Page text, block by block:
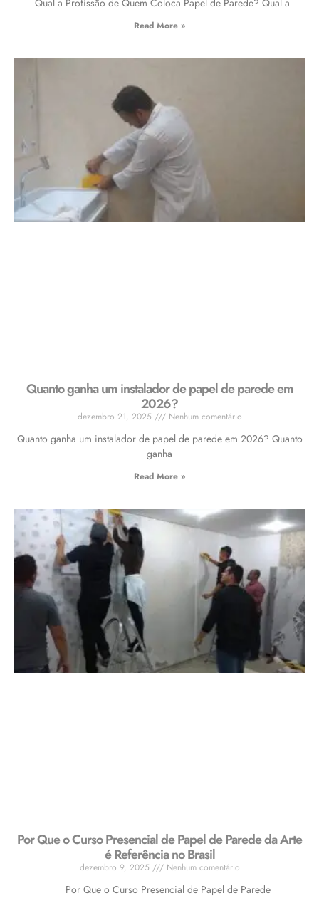
Qual a Profissão de Quem Coloca Papel de Parede? Qual a
Read More »
Quanto ganha um instalador de papel de parede em
2026?
dezembro 21, 2025 Nenhum comentário
Quanto ganha um instalador de papel de parede em 2026? Quanto
ganha
Read More »
Por Que o Curso Presencial de Papel de Parede da Arte
é Referência no Brasil
dezembro 9, 2025 Nenhum comentário
Por Que o Curso Presencial de Papel de Parede